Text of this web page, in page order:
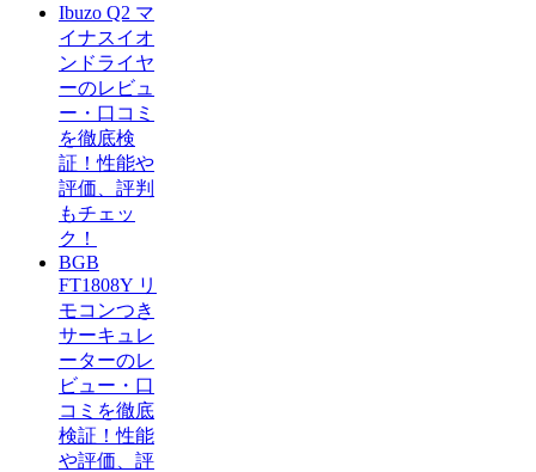
Ibuzo Q2 マ
イナスイオ
ンドライヤ
ーのレビュ
ー・口コミ
を徹底検
証！性能や
評価、評判
もチェッ
ク！
BGB
FT1808Y リ
モコンつき
サーキュレ
ーターのレ
ビュー・口
コミを徹底
検証！性能
や評価、評